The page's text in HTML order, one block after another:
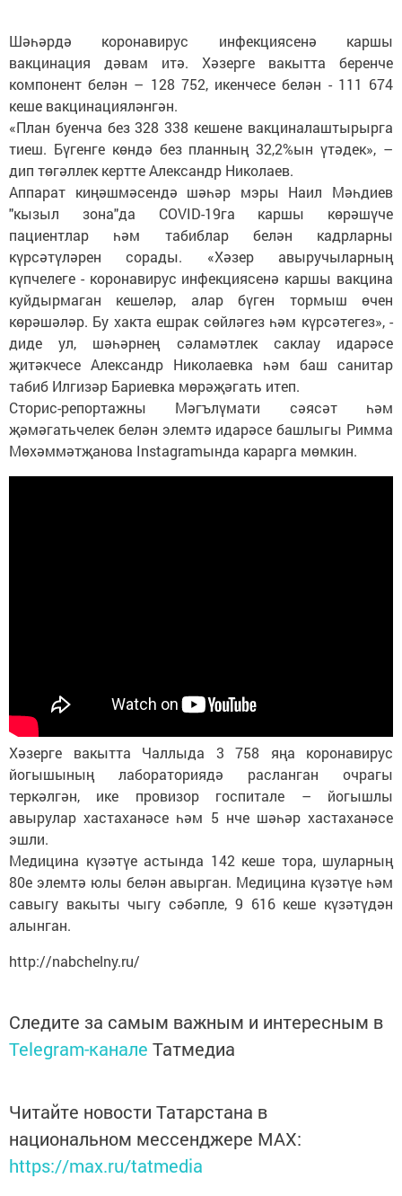
Шәһәрдә коронавирус инфекциясенә каршы
вакцинация дәвам итә. Хәзерге вакытта беренче
компонент белән – 128 752, икенчесе белән - 111 674
кеше вакцинацияләнгән.
«План буенча без 328 338 кешене вакциналаштырырга
тиеш. Бүгенге көндә без планның 32,2%ын үтәдек», –
дип төгәллек кертте Александр Николаев.
Аппарат киңәшмәсендә шәһәр мэры Наил Мәһдиев
"кызыл зона"да COVID-19га каршы көрәшүче
пациентлар һәм табиблар белән кадрларны
күрсәтүләрен сорады. «Хәзер авыручыларның
күпчелеге - коронавирус инфекциясенә каршы вакцина
куйдырмаган кешеләр, алар бүген тормыш өчен
көрәшәләр. Бу хакта ешрак сөйләгез һәм күрсәтегез», -
диде ул, шәһәрнең сәламәтлек саклау идарәсе
җитәкчесе Александр Николаевка һәм баш санитар
табиб Илгизәр Бариевка мөрәҗәгать итеп.
Сторис-репортажны Мәгълүмати сәясәт һәм
җәмәгатьчелек белән элемтә идарәсе башлыгы Римма
Мөхәммәтҗанова Instagramында карарга мөмкин.
Хәзерге вакытта Чаллыда 3 758 яңа коронавирус
йогышының лабораториядә расланган очрагы
теркәлгән, ике провизор госпитале – йогышлы
авырулар хастаханәсе һәм 5 нче шәһәр хастаханәсе
эшли.
Медицина күзәтүе астында 142 кеше тора, шуларның
80е элемтә юлы белән авырган. Медицина күзәтүе һәм
савыгу вакыты чыгу сәбәпле, 9 616 кеше күзәтүдән
алынган.
http://nabchelny.ru/
Следите за самым важным и интересным в
Telegram-канале Татмедиа
Читайте новости Татарстана в
национальном мессенджере MАХ:
https://max.ru/tatmedia